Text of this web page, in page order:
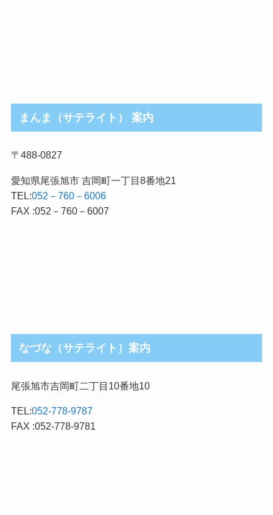
まんま（サテライト） 案内
〒488-0827
愛知県尾張旭市 吉岡町一丁目8番地21
TEL:052－760－6006
FAX :052－760－6007
なづな（サテライト）案内
尾張旭市吉岡町二丁目10番地10
TEL:052-778-9787
FAX :052-778-9781